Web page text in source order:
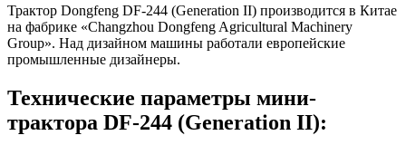
Трактор Dongfeng DF-244 (Generation II) производится в Китае
на фабрике «Changzhou Dongfeng Agricultural Machinery
Group». Над дизайном машины работали европейские
промышленные дизайнеры.
Технические параметры мини-
трактора DF-244 (Generation II):